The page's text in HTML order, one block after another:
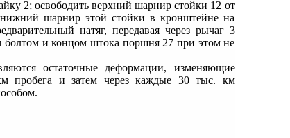
2; освободить верхний шарнир стойки 12 от
шарнир этой стойки в кронштейне на
натяг, передавая через рычаг 3
болтом и концом штока поршня 27 при этом не
остаточные деформации, изменяющие
пробега и затем через каждые 30 тыс. км